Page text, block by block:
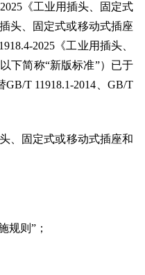
《工业用插头、固定式
头、固定式或移动式插座
2025《工业用插头、
下简称“新版标准”）已于
T 11918.1-2014、GB/T
、固定式或移动式插座和
规则”；